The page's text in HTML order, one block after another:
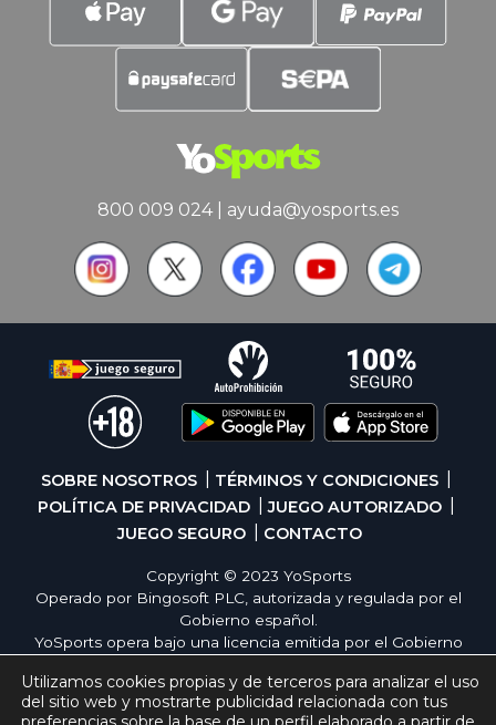
800 009 024| ayuda@yosports.es
SOBRE NOSOTROS
TÉRMINOS Y CONDICIONES
POLÍTICA DE PRIVACIDAD
JUEGO AUTORIZADO
JUEGO SEGURO
CONTACTO
Copyright © 2023 YoSports
Operado por Bingosoft PLC, autorizada y regulada por el
Gobierno español.
YoSports opera bajo una licencia emitida por el Gobierno
seguridad y responsabilidad en los juegos online. El juego
es una forma de entretenimiento cuya finalidad es ofrecer
Utilizamos cookies propias y de terceros para analizar el uso
del sitio web y mostrarte publicidad relacionada con tus